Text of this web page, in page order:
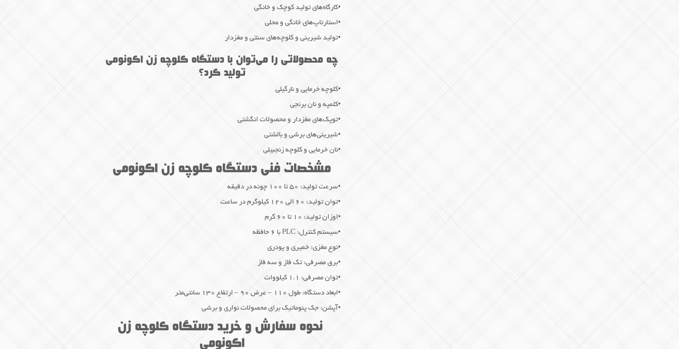
•کارگاه‌های تولید کوچک و خانگی
•استارتاپ‌های خانگی و محلی
•تولید شیرینی و کلوچه‌های سنتی و مغزدار
چه محصولاتی را می‌توان با دستگاه کلوچه زن اکونومی
تولید کرد؟
•کلوچه خرمایی و نارگیلی
•کلمپه و نان برنجی
•توپک‌های مغزدار و محصولات انگشتی
•شیرینی‌های برشی و بالشتی
•نان خرمایی و کلوچه زنجبیلی
مشخصات فنی دستگاه کلوچه زن اکونومی
•سرعت تولید: ۵۰ تا ۱۰۰ چونه در دقیقه
•توان تولید: ۶۰ الی ۱۲۰ کیلوگرم در ساعت
•اوزان تولید: ۱۰ تا ۶۰ گرم
•سیستم کنترل: PLC با ۶ حافظه
•نوع مغزی: خمیری و پودری
•برق مصرفی: تک فاز و سه فاز
•توان مصرفی: ۱.۱ کیلووات
•ابعاد دستگاه: طول ۱۱۰ – عرض ۹۰ – ارتفاع ۱۳۰ سانتی‌متر
•آپشن: جک پنوماتیک برای محصولات نواری و برشی
نحوه سفارش و خرید دستگاه کلوچه زن
اکونومی